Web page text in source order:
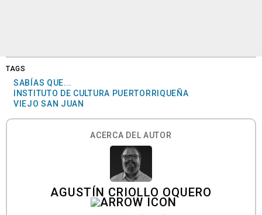
TAGS
SABÍAS QUE...
INSTITUTO DE CULTURA PUERTORRIQUEÑA
VIEJO SAN JUAN
ACERCA DEL AUTOR
AGUSTÍN CRIOLLO OQUERO